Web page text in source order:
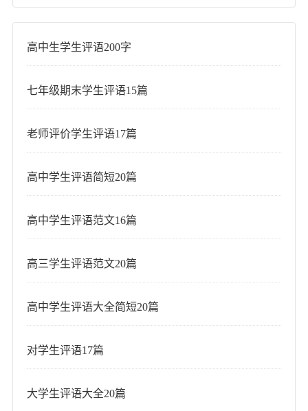
高中生学生评语200字
七年级期末学生评语15篇
老师评价学生评语17篇
高中学生评语简短20篇
高中学生评语范文16篇
高三学生评语范文20篇
高中学生评语大全简短20篇
对学生评语17篇
大学生评语大全20篇